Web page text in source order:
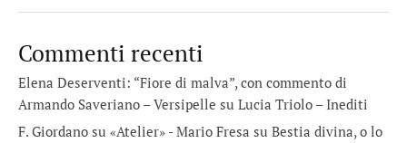
Commenti recenti
Elena Deserventi: “Fiore di malva”, con commento di
Armando Saveriano – Versipelle su Lucia Triolo – Inediti
F. Giordano su «Atelier» - Mario Fresa su Bestia divina, o lo